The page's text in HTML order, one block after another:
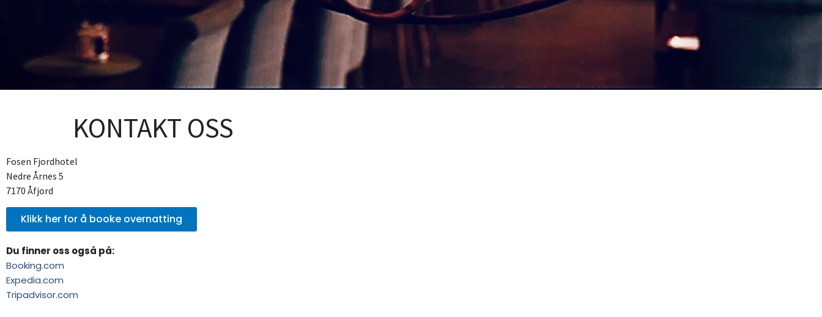
KONTAKT OSS
Fosen Fjordhotel
Nedre Årnes 5
7170 Åfjord
Klikk her for å booke overnatting
Du finner oss også på:
Booking.com
Expedia.com
Tripadvisor.com